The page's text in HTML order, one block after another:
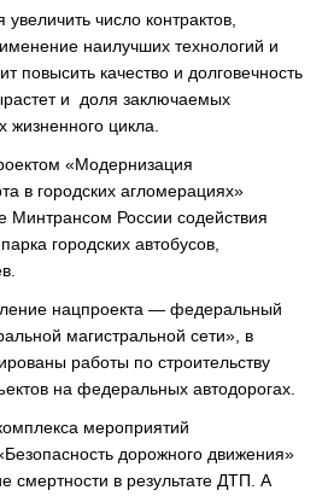
число контрактов,
наилучших технологий и
повысить качество и долговечность
и доля заключаемых
жизненного цикла.
«Модернизация
в городских агломерациях»
Минтрансом России содействия
городских автобусов,
нацпроекта — федеральный
магистральной сети», в
работы по строительству
на федеральных автодорогах.
мероприятий
дорожного движения»
смертности в результате ДТП. А